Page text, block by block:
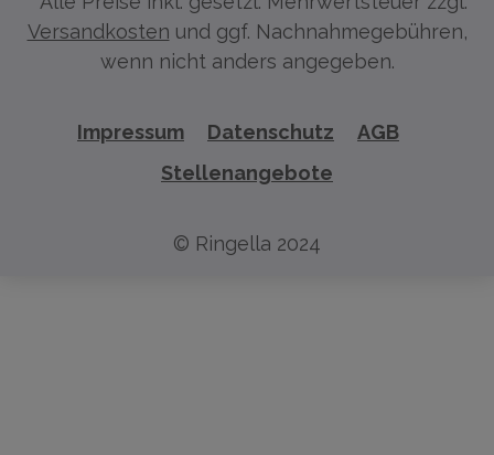
Versandkosten und ggf. Nachnahmegebühren,
wenn nicht anders angegeben.
Impressum Datenschutz
AGB
Stellenangebote
© Ringella 2024